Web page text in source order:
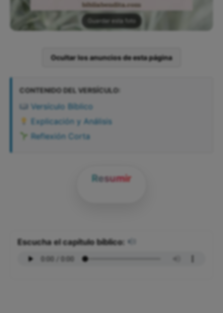
Guardar esta foto
Ocultar los anuncios de esta página
CONTENIDO DEL VERSÍCULO:
Versículo Bíblico
Explicación y Análisis
Reflexión Corta
Resumir
Escucha el capítulo bíblico: